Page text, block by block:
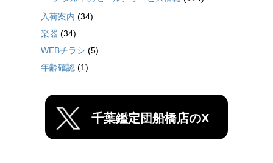
入荷案内 (34)
楽器 (34)
WEBチラシ (5)
年齢確認 (1)
千葉鑑定団船橋店のX